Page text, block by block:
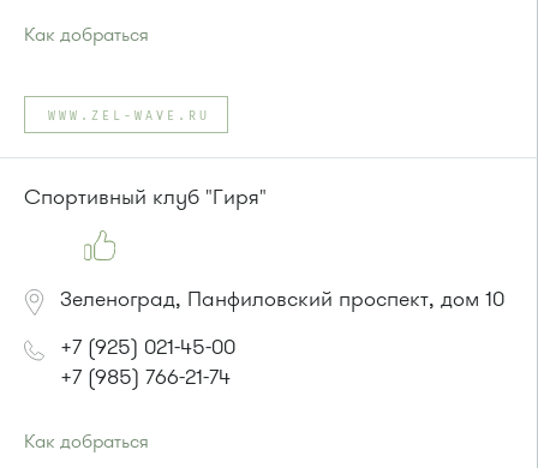
Как добраться
Автобусы № 4, 9.
Маршрутка № 721м
WWW.ZEL-WAVE.RU
Спортивный клуб "Гиря"
Зеленоград, Панфиловский проспект, дом 10
+7 (925) 021-45-00
+7 (985) 766-21-74
Как добраться